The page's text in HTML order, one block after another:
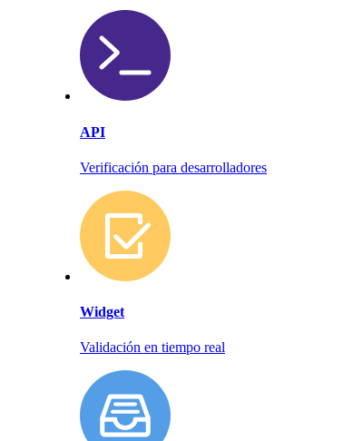
API
Verificación para desarrolladores
Widget
Validación en tiempo real